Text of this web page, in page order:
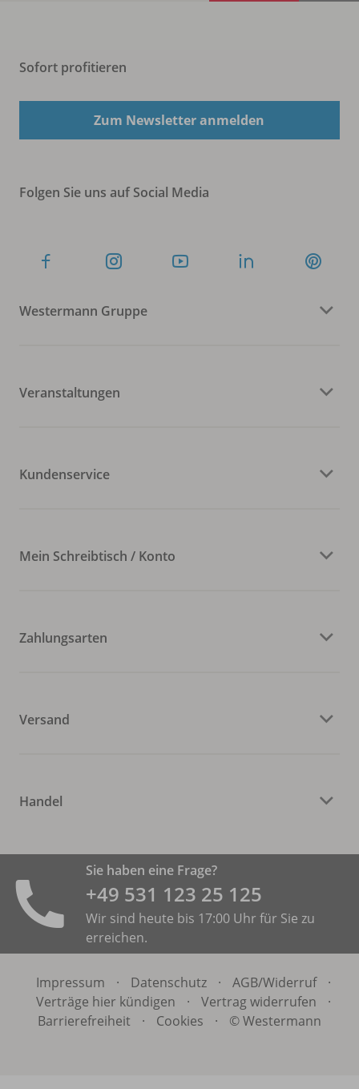
Sofort profitieren
Zum Newsletter anmelden
Folgen Sie uns auf Social Media
Westermann Gruppe
Veranstaltungen
Kundenservice
Mein Schreibtisch / Konto
Zahlungsarten
Versand
Handel
Sie haben eine Frage?
+49 531 ­123 25 125
Wir sind heute bis 17:00 Uhr für Sie zu
erreichen.
Impressum · Datenschutz · AGB/Widerruf
·
Verträge hier kündigen
· Vertrag widerrufen
·
Barrierefreiheit
· Cookies · © Westermann